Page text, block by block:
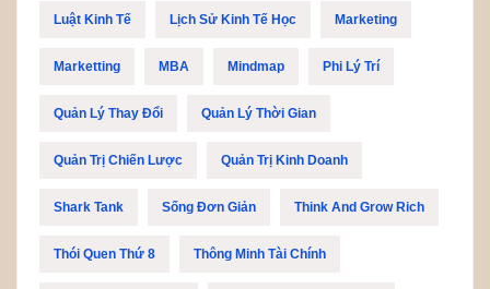
Luật Kinh Tế Lịch Sử Kinh Tế Học Marketing
Marketting MBA Mindmap Phi Lý Trí
Quản Lý Thay Đổi Quản Lý Thời Gian
Quản Trị Chiến Lược Quản Trị Kinh Doanh
Shark Tank Sống Đơn Giản Think And Grow Rich
Thói Quen Thứ 8 Thông Minh Tài Chính